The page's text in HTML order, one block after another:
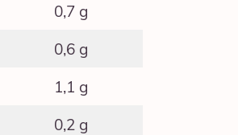
0,7 g
0,6 g
1,1 g
0,2 g